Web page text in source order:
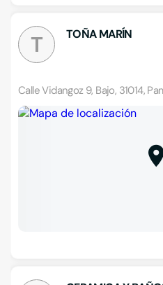
T TOÑA MARÍN
Calle Vidangoz 9, Bajo, 31014,